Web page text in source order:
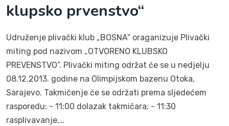
klupsko prvenstvo“
Udruženje plivački klub „BOSNA“ oraganizuje Plivački
miting pod nazivom „OTVORENO KLUBSKO
PREVENSTVO“. Plivački miting održat će se u nedjelju
08.12.2013. godine na Olimpijskom bazenu Otoka,
Sarajevo. Takmičenje će se održati prema sljedećem
rasporedu: - 11:00 dolazak takmičara; - 11:30
rasplivavanje,…